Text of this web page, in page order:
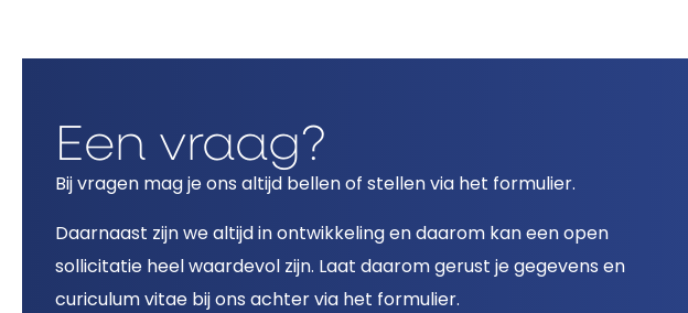
Een vraag?
Bij vragen mag je ons altijd bellen of stellen via het formulier.
Daarnaast zijn we altijd in ontwikkeling en daarom kan een open
sollicitatie heel waardevol zijn. Laat daarom gerust je gegevens en
curiculum vitae bij ons achter via het formulier.